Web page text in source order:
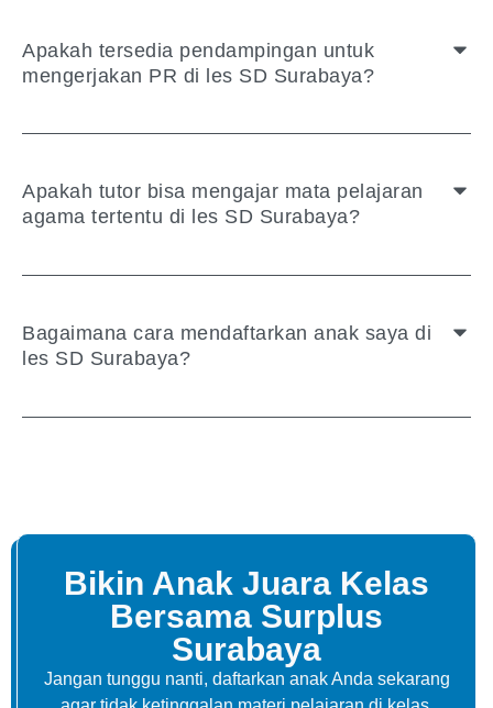
Apakah tersedia pendampingan untuk
mengerjakan PR di les SD Surabaya?
Apakah tutor bisa mengajar mata pelajaran
agama tertentu di les SD Surabaya?
Bagaimana cara mendaftarkan anak saya di
les SD Surabaya?
Bikin Anak Juara Kelas
Bersama Surplus
Surabaya
Jangan tunggu nanti, daftarkan anak Anda sekarang